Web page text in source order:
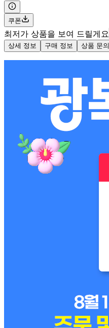
쿠폰
최저가 상품을 보여 드릴게요
상세 정보 구매 정보 상품 문의